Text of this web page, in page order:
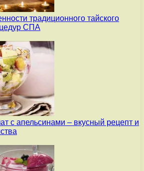
традиционного тайского
СПА
с апельсинами – вкусный рецепт и